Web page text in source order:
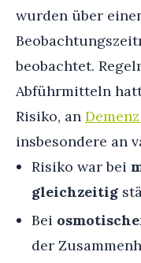
wurden über
beobachtet.
Abführmitteln
Risiko, an
insbesondere an
Risiko war bei
gleichzeitig
Bei
der